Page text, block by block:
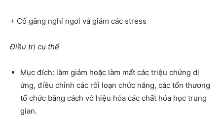
+ Cố gắng nghỉ ngơi và giảm các stress
Điều trị cụ thể
Mục đích: làm giảm hoặc làm mất các triệu chứng dị
ứng, điều chỉnh các rối loạn chức năng, các tổn thương
tổ chức bằng cách vô hiệu hóa các chất hóa học trung
gian.